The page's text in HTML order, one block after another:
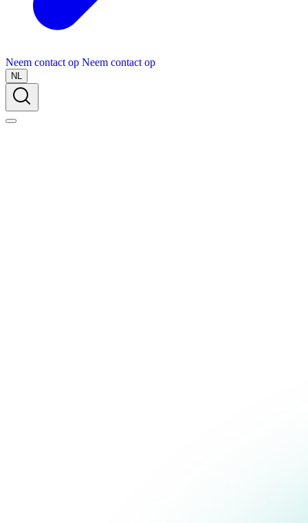
Neem contact op Neem contact op
NL